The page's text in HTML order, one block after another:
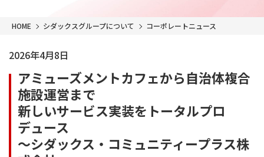
HOME シダックスグループについて コーポレートニュース
2026年4月8日
アミューズメントカフェから自治体複合
施設運営まで
新しいサービス実装をトータルプロ
デュース
～シダックス・コミュニティープラス株